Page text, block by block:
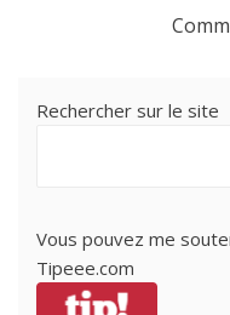
Rechercher sur le site
Vous pouvez me
Tipeee.com